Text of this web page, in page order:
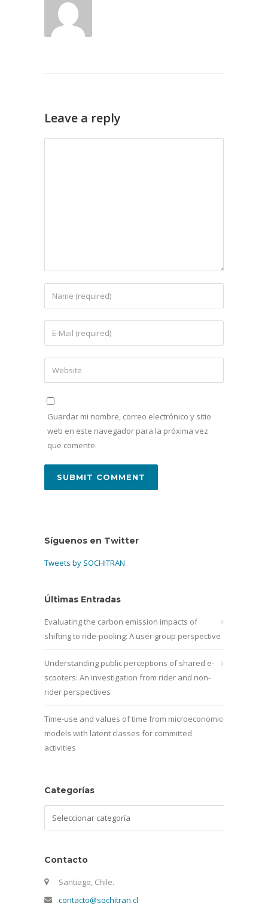
Leave a reply
Guardar mi nombre, correo electrónico y sitio
web en este navegador para la próxima vez
que comente.
Síguenos en Twitter
Tweets by SOCHITRAN
Últimas Entradas
Evaluating the carbon emission impacts of
shifting to ride-pooling: A user group perspective
Understanding public perceptions of shared e-
scooters: An investigation from rider and non-
rider perspectives
Time-use and values of time from microeconomic
models with latent classes for committed
activities
Categorías
Contacto
Santiago, Chile.
contacto@sochitran.cl